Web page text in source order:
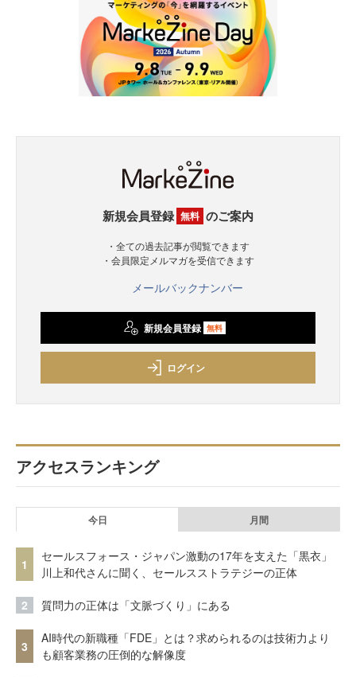
新規会員登録 無料 のご案内
・全ての過去記事が閲覧できます
・会員限定メルマガを受信できます
メールバックナンバー
新規会員登録 無料
ログイン
アクセスランキング
今日 月間
1
セールスフォース・ジャパン激動の17年を支えた「黒衣」
川上和代さんに聞く、セールスストラテジーの正体
2 質問力の正体は「文脈づくり」にある
3
AI時代の新職種「FDE」とは？求められるのは技術力より
も顧客業務の圧倒的な解像度